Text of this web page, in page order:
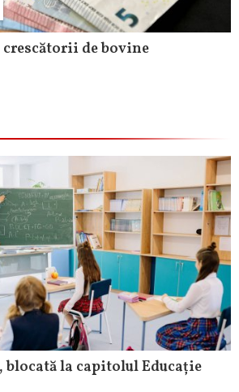
de bovine
blocată la capitolul Educație